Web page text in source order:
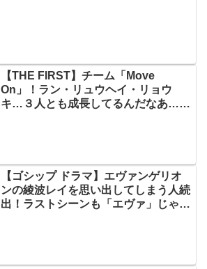
【THE FIRST】チーム「Move
On」！ラン・リュウヘイ・リョウ
キ…３人とも成長してるんだなあ…リ
【ゴシップ ドラマ】エヴァンゲリオ
ンの綾波レイを思い出してしまう人続
出！ラストシーンも「エヴァ」じゃ